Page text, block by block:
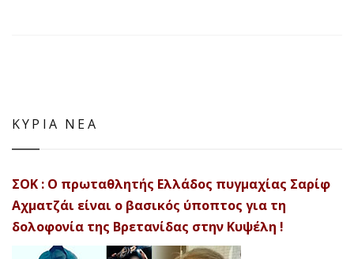
ΚΥΡΙΑ ΝΕΑ
ΣΟΚ : Ο πρωταθλητής Ελλάδος πυγμαχίας Σαρίφ
Αχματζάι είναι ο βασικός ύποπτος για τη
δολοφονία της Βρετανίδας στην Κυψέλη !